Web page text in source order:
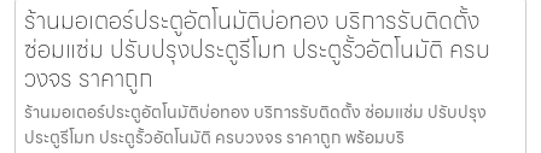
ร้านมอเตอร์ประตูอัตโนมัติบ่อทอง บริการรับติดตั้ง
ซ่อมแซ่ม ปรับปรุงประตูรีโมท ประตูรั้วอัตโนมัติ ครบ
วงจร ราคาถูก
ร้านมอเตอร์ประตูอัตโนมัติบ่อทอง บริการรับติดตั้ง ซ่อมแซ่ม ปรับปรุง
ประตูรีโมท ประตูรั้วอัตโนมัติ ครบวงจร ราคาถูก พร้อมบริ